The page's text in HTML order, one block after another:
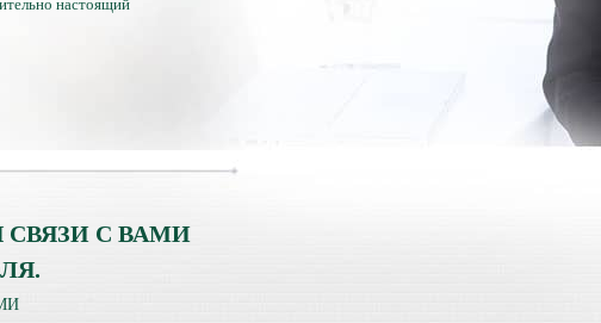
настоящий
С ВАМИ